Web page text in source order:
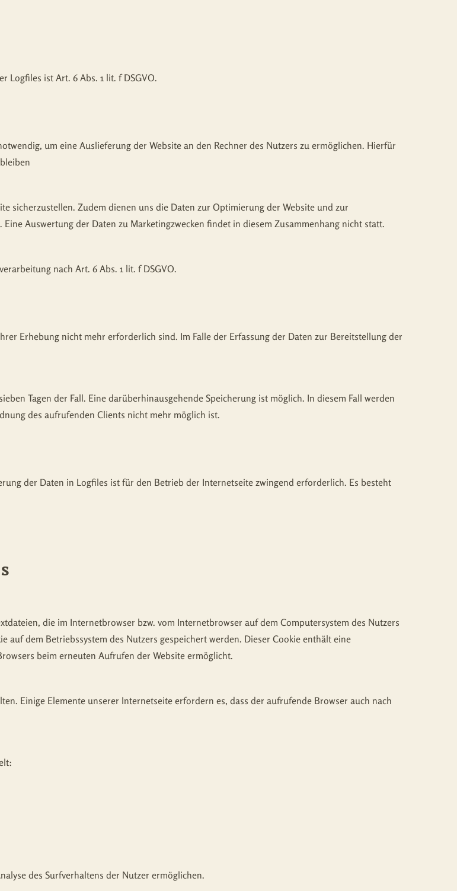
Logfiles ist Art. 6 Abs. 1 lit. f DSGVO.
um eine Auslieferung der Website an den Rechner des Nutzers zu ermöglichen. Hierfür
sicherzustellen. Zudem dienen uns die Daten zur Optimierung der Website und zur
Auswertung der Daten zu Marketingzwecken findet in diesem Zusammenhang nicht statt.
nach Art. 6 Abs. 1 lit. f DSGVO.
Erhebung nicht mehr erforderlich sind. Im Falle der Erfassung der Daten zur Bereitstellung der
Tagen der Fall. Eine darüberhinausgehende Speicherung ist möglich. In diesem Fall werden
des aufrufenden Clients nicht mehr möglich ist.
der Daten in Logfiles ist für den Betrieb der Internetseite zwingend erforderlich. Es besteht
die im Internetbrowser bzw. vom Internetbrowser auf dem Computersystem des Nutzers
auf dem Betriebssystem des Nutzers gespeichert werden. Dieser Cookie enthält eine
beim erneuten Aufrufen der Website ermöglicht.
Einige Elemente unserer Internetseite erfordern es, dass der aufrufende Browser auch nach
des Surfverhaltens der Nutzer ermöglichen.